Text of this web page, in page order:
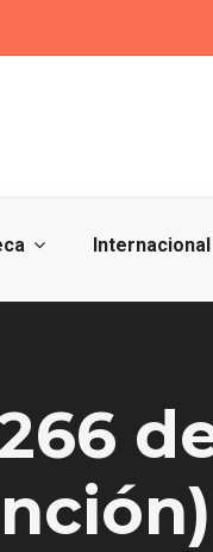
Internacional